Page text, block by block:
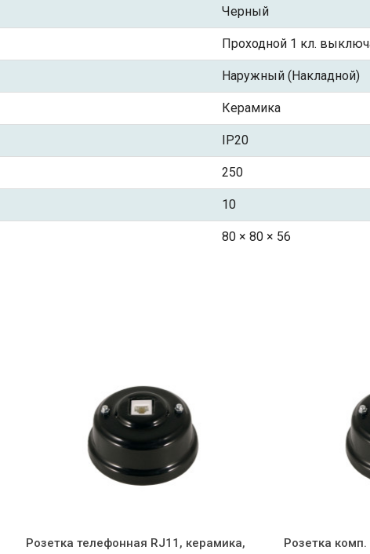
Черный
Проходной 1 кл.
Наружный (Накладной)
Керамика
IP20
250
10
80 × 80 × 56
Розетка телефонная RJ11, керамика,
Розетка